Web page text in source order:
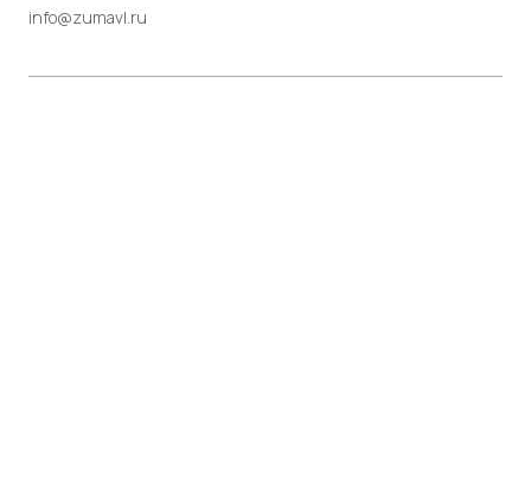
info@zumavl.ru